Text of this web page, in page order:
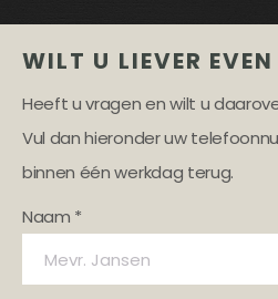
WILT U LIEVER EVEN
Heeft u vragen en wilt u
Vul dan hieronder uw
binnen één werkdag terug.
Naam *